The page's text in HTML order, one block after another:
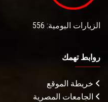
الزيارات اليومية: 556
روابط تهمك
خريطة الموقع
الجامعات المصرية